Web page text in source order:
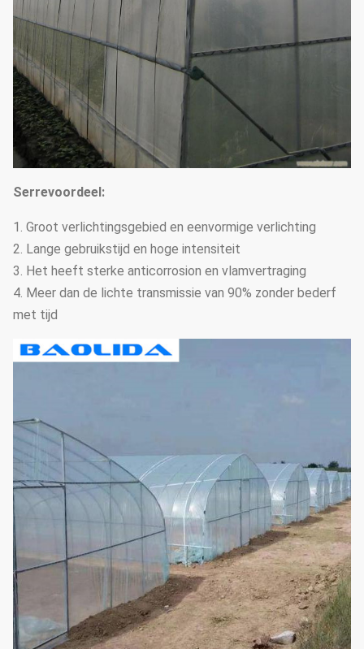
Serrevoordeel:
1. Groot verlichtingsgebied en eenvormige verlichting
2. Lange gebruikstijd en hoge intensiteit
3. Het heeft sterke anticorrosion en vlamvertraging
4. Meer dan de lichte transmissie van 90% zonder bederf
met tijd